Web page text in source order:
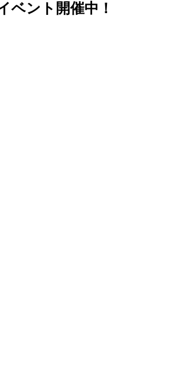
ベント開催中！